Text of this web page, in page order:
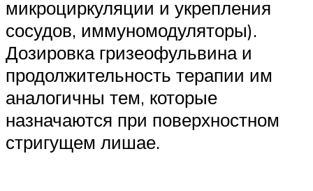
микроциркуляции и укрепления
сосудов, иммуномодуляторы).
Дозировка гризеофульвина и
продолжительность терапии им
аналогичны тем, которые
назначаются при поверхностном
стригущем лишае.